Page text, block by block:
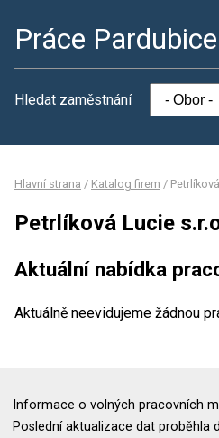
Práce Pardubice
Hledat zaměstnání
Hlavní strana / Katalog firem /
Petrlíková Lucie
Aktuální nabídka
Aktuálně neevidujeme žádnou
Informace o volných pracovních
Poslední aktualizace dat proběhla